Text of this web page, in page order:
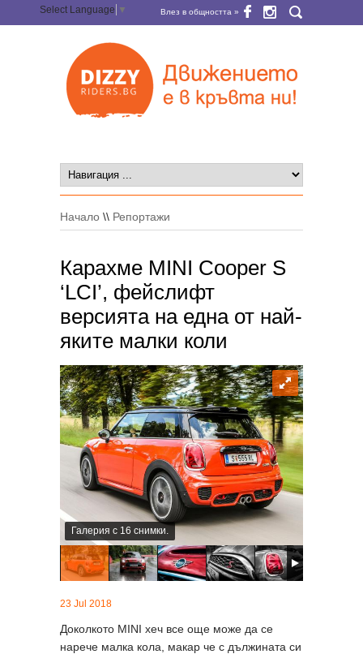
Select Language ▼ Влез в общността »
Начало \\ Репортажи
Карахме MINI Cooper S
‘LCI’, фейслифт
версията на една от най-
яките малки коли
Галерия с 16 снимки.
23 Jul 2018
Доколкото MINI хеч все още може да се
нарече малка кола, макар че с дължината си